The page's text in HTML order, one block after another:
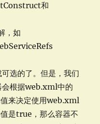
和
，如
选的了。但是，我们
根据web.xml中的
来决定使用web.xml
是true，那么容器不